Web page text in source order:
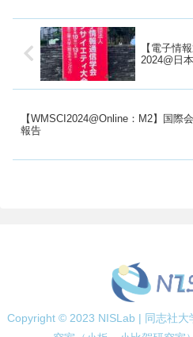
表、石垣島の魅力などをご紹介
し...
【電子情
2024@日
【WMSCI2024@Online：M2】国際
報告
Copyright © 2023 NISLab | 同志社大